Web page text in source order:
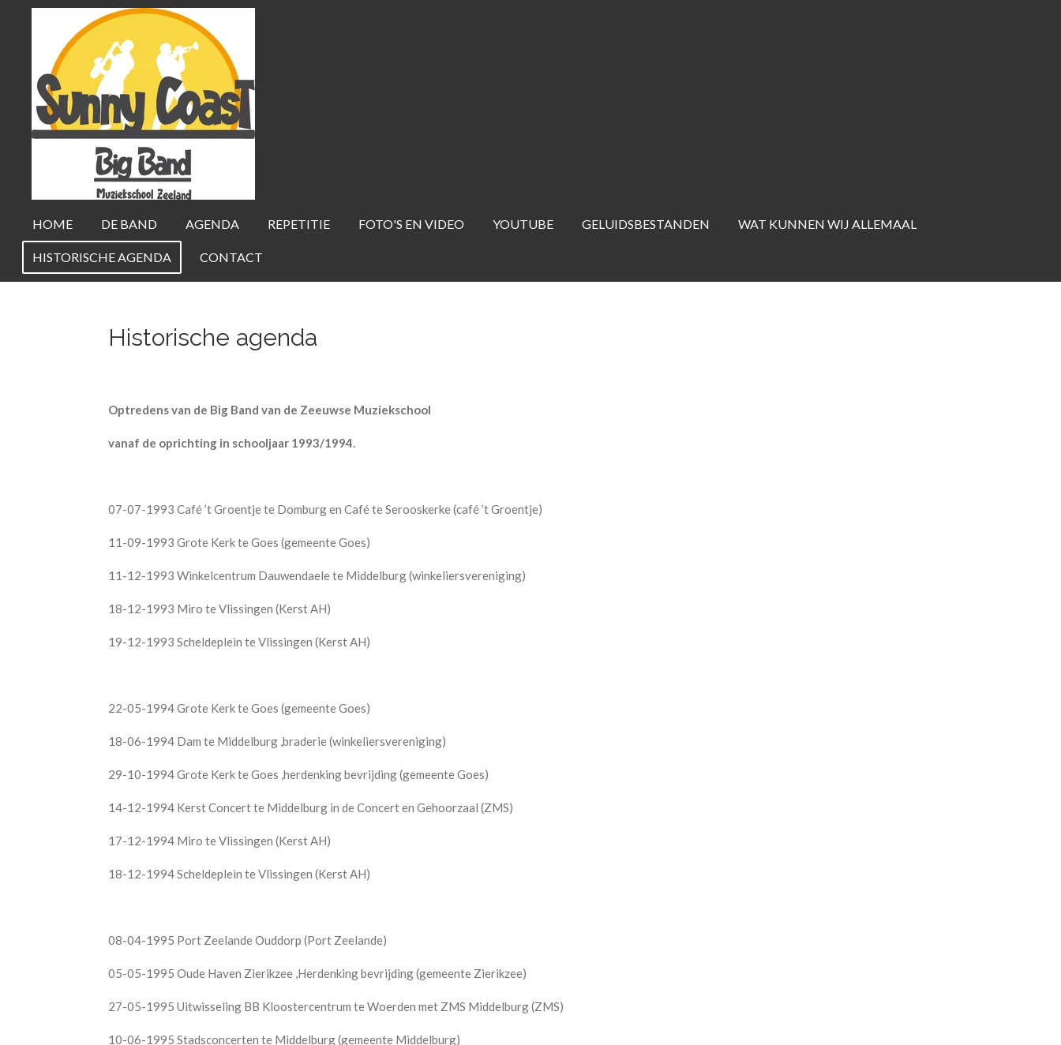
hoofdinhoud
HOME DE BAND AGENDA REPETITIE FOTO'S EN VIDEO YOUTUBE GELUIDSBESTANDEN WAT KUNNEN WIJ ALLEMAAL
HISTORISCHE AGENDA CONTACT
Historische agenda
Optredens van de Big Band van de Zeeuwse Muziekschool
vanaf de oprichting in schooljaar 1993/1994.
07-07-1993 Café ’t Groentje te Domburg en Café te Serooskerke (café ’t Groentje)
11-09-1993 Grote Kerk te Goes (gemeente Goes)
11-12-1993 Winkelcentrum Dauwendaele te Middelburg (winkeliersvereniging)
18-12-1993 Miro te Vlissingen (Kerst AH)
19-12-1993 Scheldeplein te Vlissingen (Kerst AH)
22-05-1994 Grote Kerk te Goes (gemeente Goes)
18-06-1994 Dam te Middelburg ,braderie (winkeliersvereniging)
29-10-1994 Grote Kerk te Goes ,herdenking bevrijding (gemeente Goes)
14-12-1994 Kerst Concert te Middelburg in de Concert en Gehoorzaal (ZMS)
17-12-1994 Miro te Vlissingen (Kerst AH)
18-12-1994 Scheldeplein te Vlissingen (Kerst AH)
08-04-1995 Port Zeelande Ouddorp (Port Zeelande)
05-05-1995 Oude Haven Zierikzee ,Herdenking bevrijding (gemeente Zierikzee)
27-05-1995 Uitwisseling BB Kloostercentrum te Woerden met ZMS Middelburg (ZMS)
10-06-1995 Stadsconcerten te Middelburg (gemeente Middelburg)